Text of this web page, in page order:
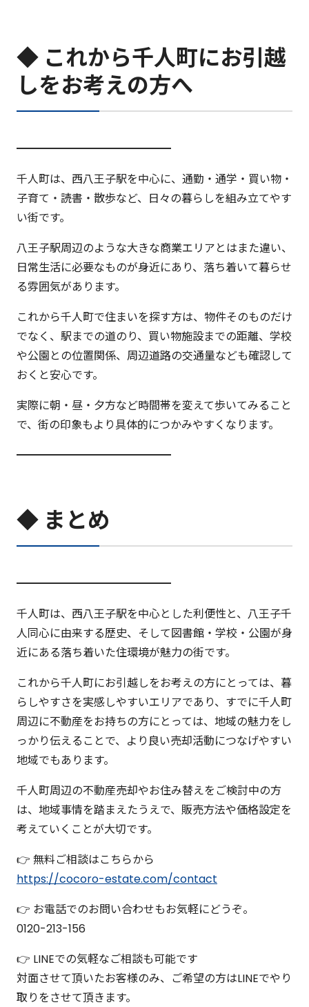
◆ これから千人町にお引越
しをお考えの方へ
━━━━━━━━━━━━━━
千人町は、西八王子駅を中心に、通勤・通学・買い物・
子育て・読書・散歩など、日々の暮らしを組み立てやす
い街です。
八王子駅周辺のような大きな商業エリアとはまた違い、
日常生活に必要なものが身近にあり、落ち着いて暮らせ
る雰囲気があります。
これから千人町で住まいを探す方は、物件そのものだけ
でなく、駅までの道のり、買い物施設までの距離、学校
や公園との位置関係、周辺道路の交通量なども確認して
おくと安心です。
実際に朝・昼・夕方など時間帯を変えて歩いてみること
で、街の印象もより具体的につかみやすくなります。
━━━━━━━━━━━━━━
◆ まとめ
━━━━━━━━━━━━━━
千人町は、西八王子駅を中心とした利便性と、八王子千
人同心に由来する歴史、そして図書館・学校・公園が身
近にある落ち着いた住環境が魅力の街です。
これから千人町にお引越しをお考えの方にとっては、暮
らしやすさを実感しやすいエリアであり、すでに千人町
周辺に不動産をお持ちの方にとっては、地域の魅力をし
っかり伝えることで、より良い売却活動につなげやすい
地域でもあります。
千人町周辺の不動産売却やお住み替えをご検討中の方
は、地域事情を踏まえたうえで、販売方法や価格設定を
考えていくことが大切です。
👉 無料ご相談はこちらから
https://cocoro-estate.com/contact
👉 お電話でのお問い合わせもお気軽にどうぞ。
0120-213-156
👉 LINEでの気軽なご相談も可能です
対面させて頂いたお客様のみ、ご希望の方はLINEでやり
取りをさせて頂きます。